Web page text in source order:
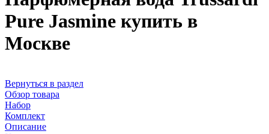
Pure Jasmine купить в
Москве
Вернуться в раздел
Обзор товара
Набор
Комплект
Описание